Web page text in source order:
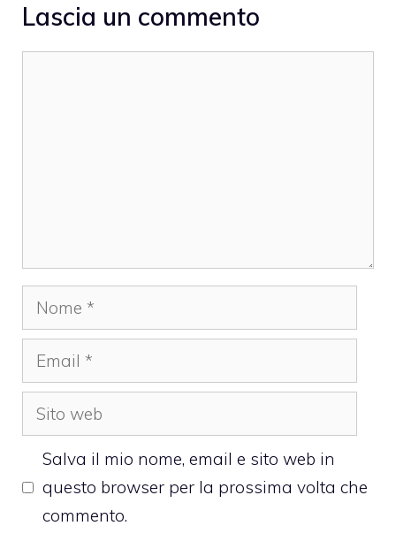
Lascia un commento
Nome
Email
Sito
web
Salva il mio nome, email e sito web in
questo browser per la prossima volta che
commento.